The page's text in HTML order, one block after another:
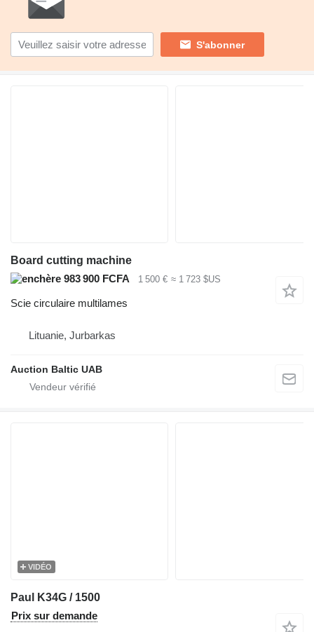
S'abonner
Board cutting machine
983 900 FCFA
1 500 € ≈ 1 723 $US
Scie circulaire multilames
Lituanie, Jurbarkas
Auction Baltic UAB
VIDÉO
Paul K34G / 1500
Prix sur demande